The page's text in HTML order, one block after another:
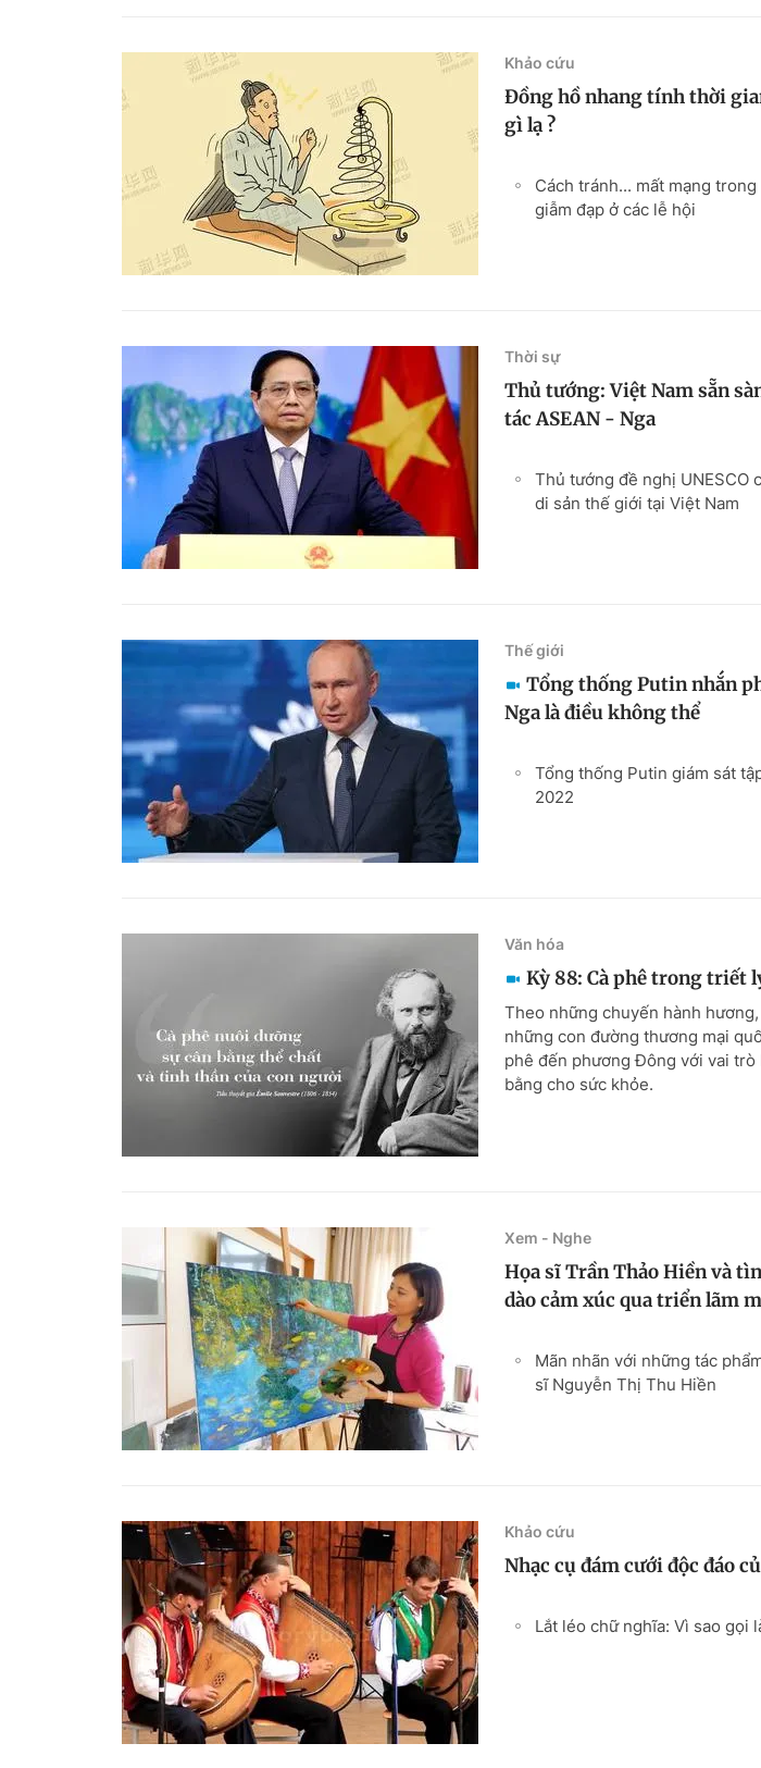
Khảo cứu
Đồng hồ nhang tính thời
gì lạ ?
Cách tránh... mất mạng
giẫm đạp ở các lễ hội
Thời sự
Thủ tướng: Việt Nam sẵn
tác ASEAN - Nga
Thủ tướng đề nghị UNESCO
di sản thế giới tại Việt Nam
Thế giới
Tổng thống Putin nhắn
Nga là điều không thể
Tổng thống Putin giám sát
2022
Văn hóa
Kỳ 88: Cà phê trong triết
Theo những chuyến hành
những con đường thương mại
phê đến phương Đông với vai trò
bằng cho sức khỏe.
Xem - Nghe
Họa sĩ Trần Thảo Hiền và
dào cảm xúc qua triển lãm
Mãn nhãn với những tác
sĩ Nguyễn Thị Thu Hiền
Khảo cứu
Nhạc cụ đám cưới độc đáo
Lắt léo chữ nghĩa: Vì sao gọi